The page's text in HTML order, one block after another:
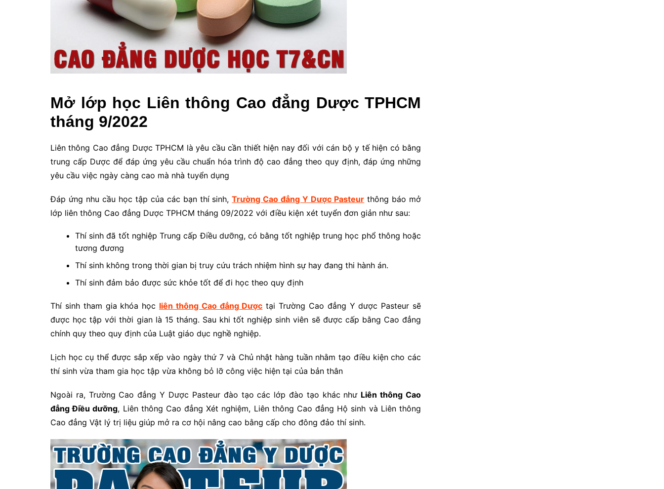
Mở lớp học Liên thông Cao đẳng Dược TPHCM
tháng 9/2022
Liên thông Cao đẳng Dược TPHCM là yêu cầu cần thiết hiện nay đối với cán bộ y tế hiện có bằng
trung cấp Dược để đáp ứng yêu cầu chuẩn hóa trình độ cao đẳng theo quy định, đáp ứng những
yêu cầu việc ngày càng cao mà nhà tuyển dụng
Đáp ứng nhu cầu học tập của các bạn thí sinh,Trường Cao đẳng Y Dược Pasteur thông báo mở
lớp liên thông Cao đẳng Dược TPHCM tháng 09/2022 với điều kiện xét tuyển đơn giản như sau:
Thí sinh đã tốt nghiệp Trung cấp Điều dưỡng, có bằng tốt nghiệp trung học phổ thông hoặc
tương đương
Thí sinh không trong thời gian bị truy cứu trách nhiệm hình sự hay đang thi hành án.
Thí sinh đảm bảo được sức khỏe tốt để đi học theo quy định
Thí sinh tham gia khóa học liên thông Cao đẳng Dược tại Trường Cao đẳng Y dược Pasteur sẽ
được học tập với thời gian là 15 tháng. Sau khi tốt nghiệp sinh viên sẽ được cấp bằng Cao đẳng
chính quy theo quy định của Luật giáo dục nghề nghiệp.
Lịch học cụ thể được sắp xếp vào ngày thứ 7 và Chủ nhật hàng tuần nhằm tạo điều kiện cho các
thí sinh vừa tham gia học tập vừa không bỏ lỡ công việc hiện tại của bản thân
Ngoài ra, Trường Cao đẳng Y Dược Pasteur đào tạo các lớp đào tạo khác như Liên thông Cao
đẳng Điều dưỡng, Liên thông Cao đẳng Xét nghiệm, Liên thông Cao đẳng Hộ sinh và Liên thông
Cao đẳng Vật lý trị liệu giúp mở ra cơ hội nâng cao bằng cấp cho đông đảo thí sinh.